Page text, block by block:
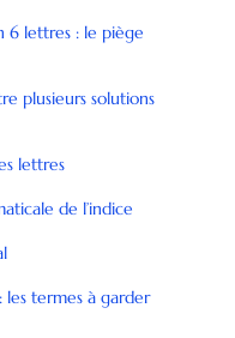
6 lettres : le piège
plusieurs solutions
lettres
de l’indice
termes à garder